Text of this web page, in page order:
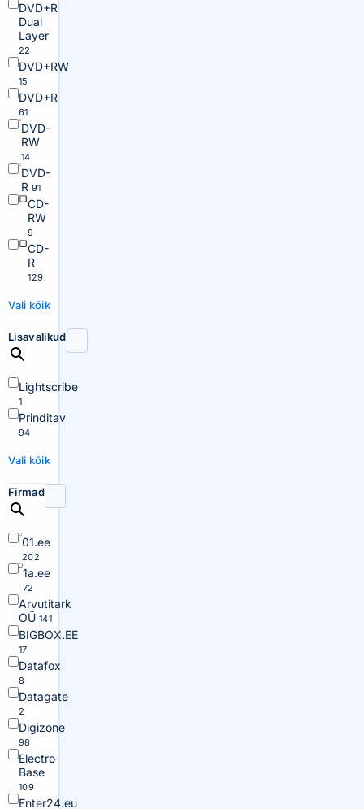
DVD+R
Dual
Layer
22
DVD+RW
15
DVD+R
61
DVD-
RW
14
DVD-
R 91
CD-
RW
9
CD-
R
129
Vali kõik
Lisavalikud
Lightscribe
1
Prinditav
94
Vali kõik
Firmad
01.ee
202
1a.ee
72
Arvutitark
OÜ 141
BIGBOX.EE
17
Datafox
8
Datagate
2
Digizone
98
Electro
Base
109
Enter24.eu